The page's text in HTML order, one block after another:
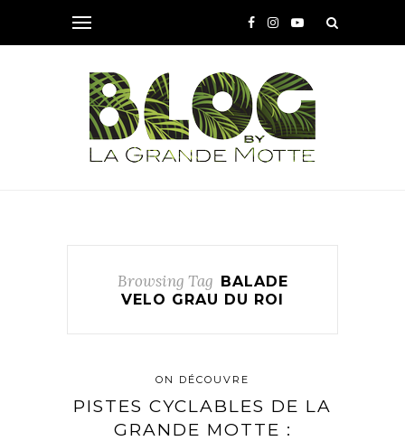
Browsing Tag BALADE
VELO GRAU DU ROI
ON DÉCOUVRE
PISTES CYCLABLES DE LA
GRANDE MOTTE :